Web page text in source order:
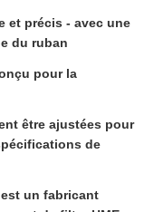
et précis - avec une
du ruban
pour la
être ajustées pour
de
un fabricant